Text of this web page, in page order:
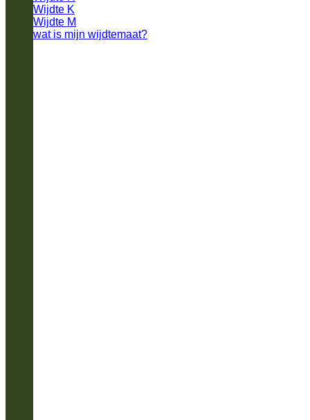
Wijdte K
Wijdte M
wat is mijn wijdtemaat?